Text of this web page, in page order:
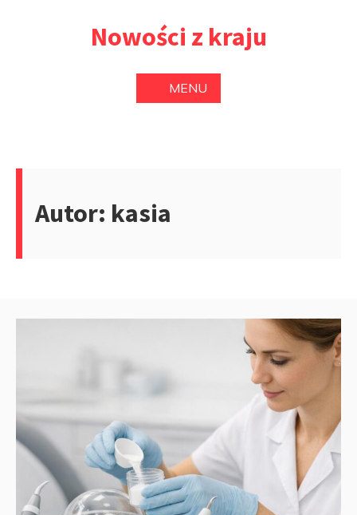
Nowości z kraju
MENU
Autor: kasia